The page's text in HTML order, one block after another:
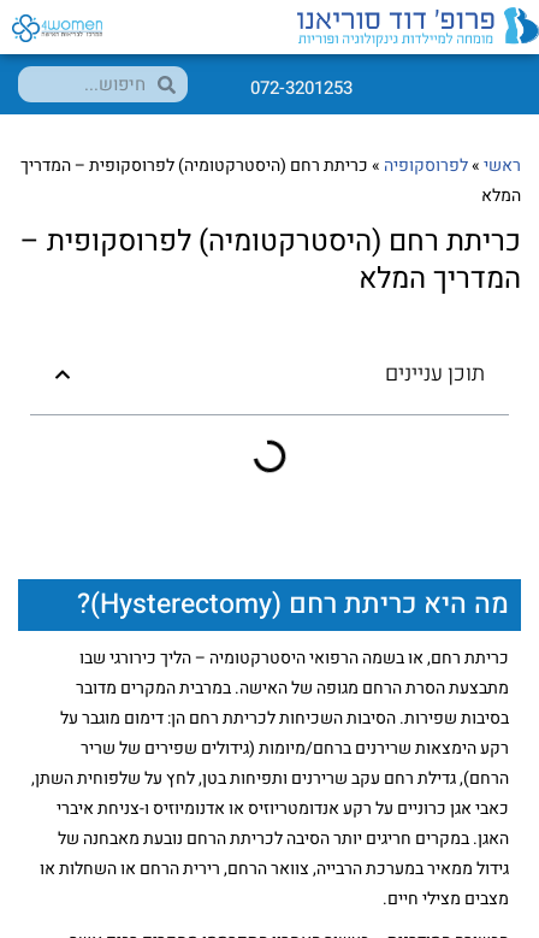
072-3201253
ראשי»לפרוסקופיה »כריתת רחם (היסטרקטומיה) לפרוסקופית – המדריך
המלא
כריתת רחם (היסטרקטומיה) לפרוסקופית –
המדריך המלא
תוכן עניינים
מה היא כריתת רחם (Hysterectomy)?
כריתת רחם, או בשמה הרפואי היסטרקטומיה – הליך כירורגי שבו
מתבצעת הסרת הרחם מגופה של האישה. במרבית המקרים מדובר
בסיבות שפירות. הסיבות השכיחות לכריתת רחם הן: דימום מוגבר על
רקע הימצאות שרירנים ברחם/מיומות (גידולים שפירים של שריר
הרחם), גדילת רחם עקב שרירנים ותפיחות בטן, לחץ על שלפוחית השתן,
כאבי אגן כרוניים על רקע אנדומטריוזיס או אדנומיוזיס ו-צניחת איברי
האגן. במקרים חריגים יותר הסיבה לכריתת הרחם נובעת מאבחנה של
גידול ממאיר במערכת הרבייה, צוואר הרחם, רירית הרחם או השחלות או
מצבים מצילי חיים.